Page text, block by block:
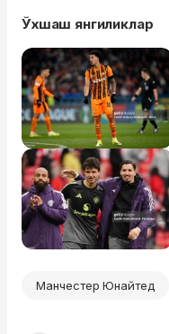
Ўхшаш янгиликлар
Манчестер Юнайтед